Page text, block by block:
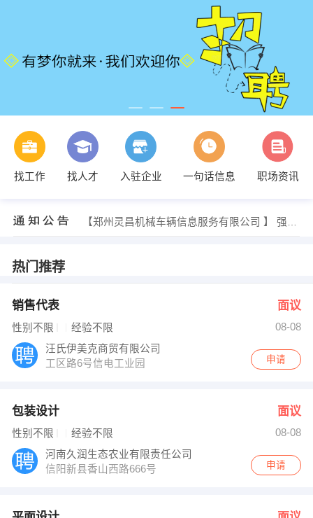
找工作 找人才 入驻企业 一句话信息 职场资讯
徐鹏 发布 [销售经理 ] 招聘信息
【洛阳霞光水族技术玻璃有限公司 】 强势入驻
【郑州灵昌机械车辆信息服务有限公司 】 强势入驻
热门推荐
销售代表 面议
性别不限 经验不限
08-08
汪氏伊美克商贸有限公司
工区路6号信电工业园
申请
包装设计 面议
性别不限 经验不限
08-08
河南久润生态农业有限责任公司
信阳新县香山西路666号
申请